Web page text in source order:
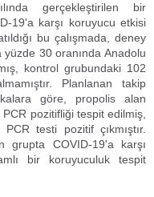
gerçekleştirilen bir
19'a karşı koruyucu etkisi
bu çalışmada, deney
yüzde 30 oranında Anadolu
kontrol grubundaki 102
Planlanan takip
göre, propolis alan
pozitifliği tespit edilmiş,
testi pozitif çıkmıştır.
grupta COVID-19'a karşı
bir koruyuculuk tespit